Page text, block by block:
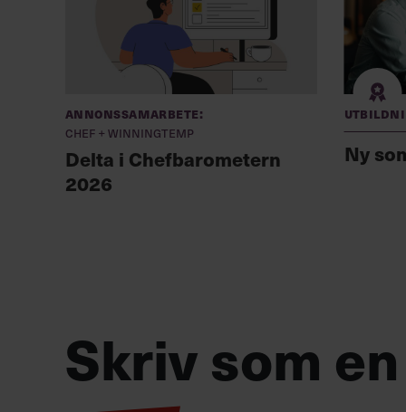
Annonssamarbete:
Chef + Winningtemp
Delta i Chefbarometern
2026
Ny
Skriv som